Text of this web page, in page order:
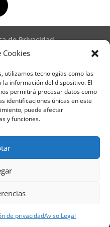
Cookies
utilizamos tecnologías como las
información del dispositivo. El
permitirá procesar datos como
identificaciones únicas en este
puede afectar
y funciones.
de privacidadAviso Legal
de Privacidad
de matrícula
para alta
Métodos de pago
Formativa
de APPCC
bonificada
colaboradores
B70080106 - Diseño y